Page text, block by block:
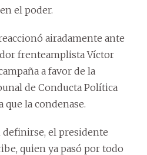
el poder.
airadamente ante
frenteamplista Víctor
a favor de la
de Conducta Política
la condenase.
definirse, el presidente
quien ya pasó por todo